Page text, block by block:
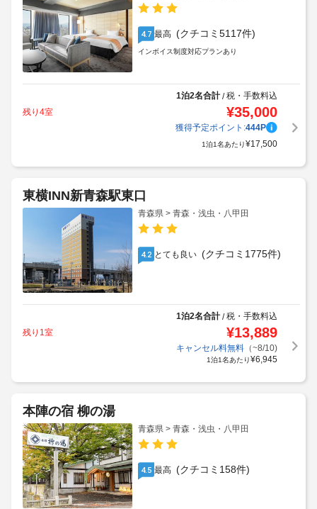
4.7 最高 (クチコミ5117件)
インボイス制度対応プランあり
1泊2名合計/税・手数料込
残り4室
¥35,000
獲得予定ポイント:444P
1泊1名あたり¥17,500
東横INN新青森駅東口
青森県 > 青森・浅虫・八甲田
4.2 とても良い (クチコミ1775件)
1泊2名合計/税・手数料込
残り1室
¥13,889
キャンセル料無料（~8/10)
1泊1名あたり¥6,945
本陣の宿 柳の湯
青森県 > 青森・浅虫・八甲田
4.5 最高 (クチコミ158件)